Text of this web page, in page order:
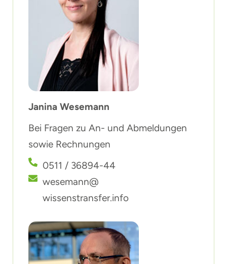
Janina Wesemann
Bei Fragen zu An- und Abmeldungen
sowie Rechnungen
0511 / 36894-44
wesemann@
wissenstransfer.info